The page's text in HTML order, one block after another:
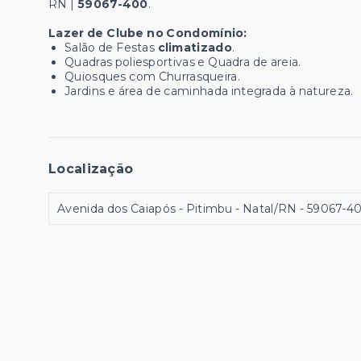
RN | 59067-400.
Lazer de Clube no Condomínio:
Salão de Festas climatizado.
Quadras poliesportivas e Quadra de areia.
Quiosques com Churrasqueira.
Jardins e área de caminhada integrada à natureza.
Localização
Avenida dos Caiapós - Pitimbu - Natal/RN - 59067-